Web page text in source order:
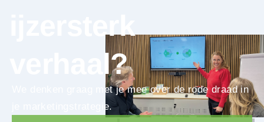
ijzersterk
verhaal?
We denken graag met je mee over de rode draad in
je marketingstrategie.